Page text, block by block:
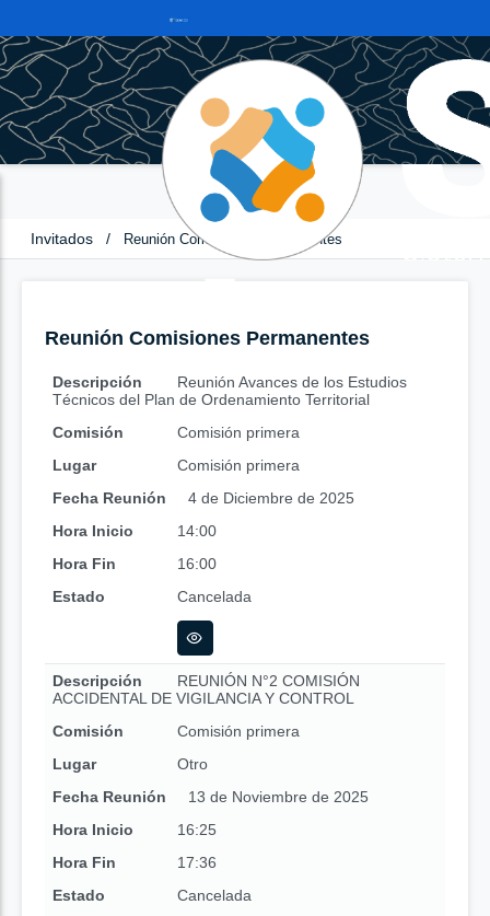
Invitados / Reunión Comisiones Permanentes
Reunión Comisiones Permanentes
Descripción
Reunión Avances de los Estudios
Técnicos del Plan de Ordenamiento Territorial
Comisión
Comisión primera
Lugar
Comisión primera
Fecha Reunión
4 de Diciembre de 2025
Hora Inicio
14:00
Hora Fin
16:00
Estado
Cancelada
Descripción
REUNIÓN N°2 COMISIÓN
ACCIDENTAL DE VIGILANCIA Y CONTROL
Comisión
Comisión primera
Lugar
Otro
Fecha Reunión
13 de Noviembre de 2025
Hora Inicio
16:25
Hora Fin
17:36
Estado
Cancelada